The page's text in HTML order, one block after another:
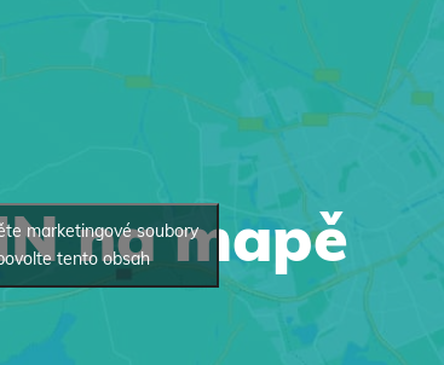
na mapě
marketingové soubory
tento obsah